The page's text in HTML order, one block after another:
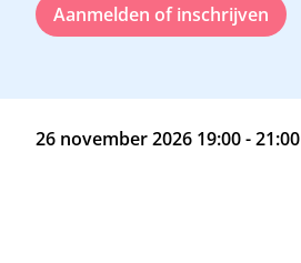
Aanmelden of inschrijven
26 november 2026 19:00 - 21:00